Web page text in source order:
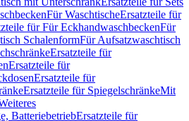
Für WaschtischeErsatzteile für
für Für EckhandwaschbeckenFür
SchalenformFür Aufsatzwaschtisch
Ersatzteile für
Ersatzteile für
Ersatzteile für
Ersatzteile für SpiegelschränkeMit
BatteriebetriebErsatzteile für